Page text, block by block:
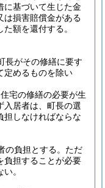
に基づいて生じた金
は損害賠償金がある
額を還付する。
長がその修繕に要す
定めるものを除い
宅の修繕の必要が生
入居者は、町長の選
担しなければならな
の負担とする。 ただ
負担することが必要
。